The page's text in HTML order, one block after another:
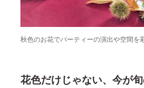
秋色のお花でパーティーの演出や空間を
花色だけじゃない、今が